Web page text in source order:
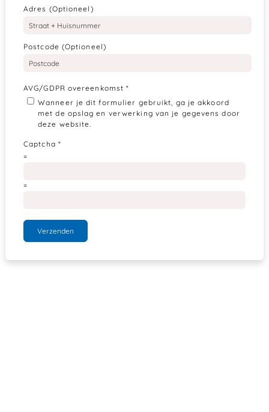
Adres (Optioneel)
Postcode (Optioneel)
AVG/GDPR overeenkomst*
Wanneer je dit formulier gebruikt, ga je akkoord
met de opslag en verwerking van je gegevens door
deze website.
Captcha *
=
=
Verzenden